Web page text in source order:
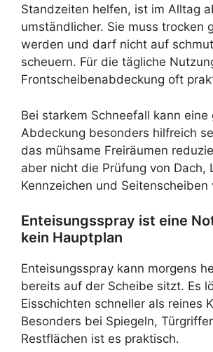
Standzeiten helfen, ist im Alltag
umständlicher. Sie muss trocken
werden und darf nicht auf
scheuern. Für die tägliche
Frontscheibenabdeckung oft
Bei starkem Schneefall kann eine
Abdeckung besonders hilfreich
das mühsame Freiräumen
aber nicht die Prüfung von Dach,
Kennzeichen und Seitenscheiben
Enteisungsspray ist eine
kein Hauptplan
Enteisungsspray kann morgens
bereits auf der Scheibe sitzt. Es
Eisschichten schneller als reines
Besonders bei Spiegeln,
Restflächen ist es praktisch.